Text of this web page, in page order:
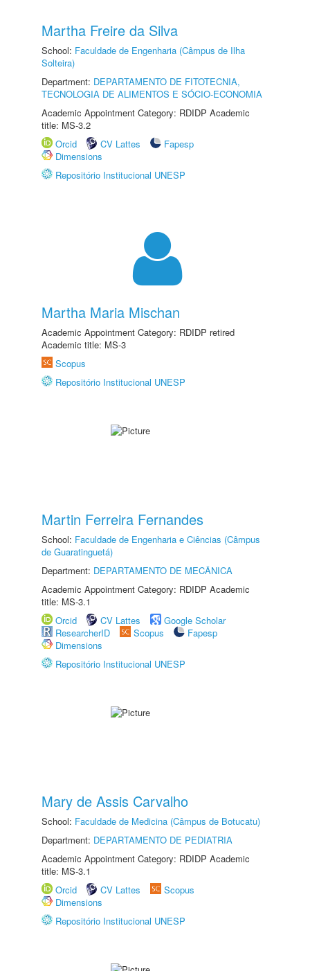
Martha Freire da Silva
School: Faculdade de Engenharia (Câmpus de Ilha
Solteira)
Department: DEPARTAMENTO DE FITOTECNIA,
TECNOLOGIA DE ALIMENTOS E SÓCIO-ECONOMIA
Academic Appointment Category: RDIDP Academic
title: MS-3.2
Orcid
CV Lattes
Fapesp
Dimensions
Repositório Institucional UNESP
Martha Maria Mischan
Academic Appointment Category: RDIDP retired
Academic title: MS-3
Scopus
Repositório Institucional UNESP
Martin Ferreira Fernandes
School: Faculdade de Engenharia e Ciências (Câmpus
de Guaratinguetá)
Department: DEPARTAMENTO DE MECÂNICA
Academic Appointment Category: RDIDP Academic
title: MS-3.1
Orcid
CV Lattes
Google Scholar
ResearcherID
Scopus
Fapesp
Dimensions
Repositório Institucional UNESP
Mary de Assis Carvalho
School: Faculdade de Medicina (Câmpus de Botucatu)
Department: DEPARTAMENTO DE PEDIATRIA
Academic Appointment Category: RDIDP Academic
title: MS-3.1
Orcid
CV Lattes
Scopus
Dimensions
Repositório Institucional UNESP